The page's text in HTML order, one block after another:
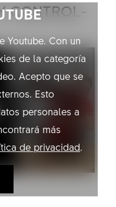
Youtube. Con un
de la categoría
Acepto que se
Esto
personales a
más
de privacidad.
CONTROL-